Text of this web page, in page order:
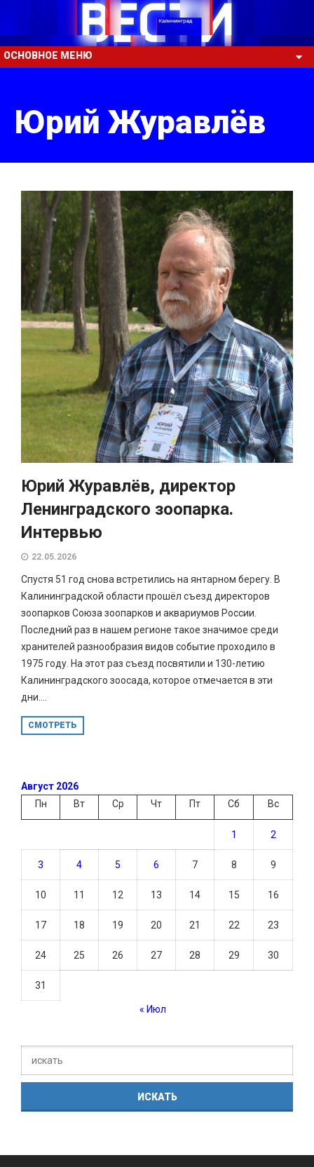
ОСНОВНОЕ МЕНЮ
Юрий Журавлёв
Юрий Журавлёв, директор
Ленинградского зоопарка.
Интервью
22.05.2026
Спустя 51 год снова встретились на янтарном берегу. В
Калининградской области прошёл съезд директоров
зоопарков Союза зоопарков и аквариумов России.
Последний раз в нашем регионе такое значимое среди
хранителей разнообразия видов событие проходило в
1975 году. На этот раз съезд посвятили и 130-летию
Калининградского зоосада, которое отмечается в эти
дни....
СМОТРЕТЬ
Август 2026
Пн
Вт Ср Чт Пт Сб Вс
1 2
3 4 5 6 7 8 9
10 11 12 13 14 15 16
17 18 19 20 21 22 23
24 25 26 27 28 29 30
31
« Июл